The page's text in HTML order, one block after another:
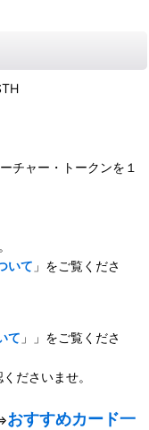
チャー・トークンを１
いて 」をご覧くださ
て 」」をご覧くださ
ださいませ。
おすすめカード一